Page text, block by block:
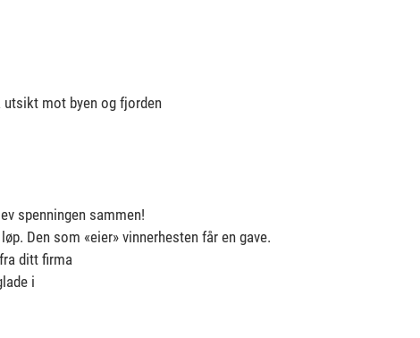
utsikt mot byen og fjorden
spenningen sammen!
Den som «eier» vinnerhesten får en gave.
ditt firma
i